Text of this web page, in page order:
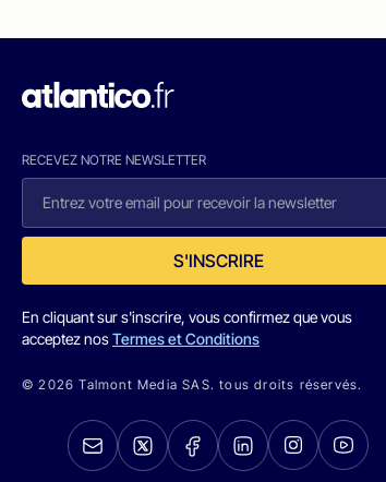
RECEVEZ NOTRE NEWSLETTER
S'INSCRIRE
En cliquant sur s'inscrire, vous confirmez que vous
acceptez nosTermes et Conditions
© 2026 Talmont Media SAS. tous droits réservés.